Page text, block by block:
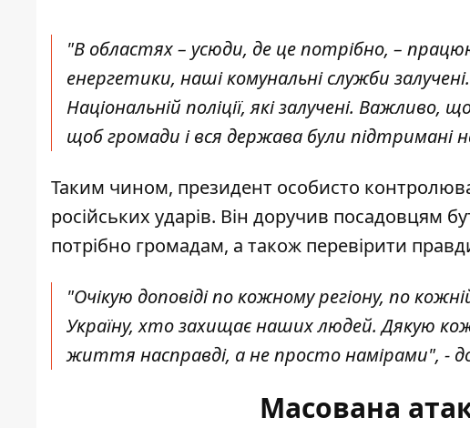
"В областях – усюди, де це потрібно, –
енергетики, наші комунальні служби
Національній поліції, які залучені.
щоб громади і вся держава були підтримані
Таким чином, президент особисто
російських ударів. Він доручив посадовцям
потрібно громадам, а також перевірити
"Очікую доповіді по кожному регіону, по
Україну, хто захищає наших людей. Дякую
життя насправді, а не просто намірами", -
Масована